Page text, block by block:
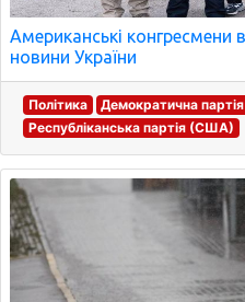
Американські конгресмени
новини України
Політика
Демократична
Республіканська партія (США)